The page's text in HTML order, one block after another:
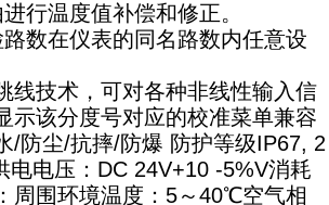
行温度值补偿和修正。
数在仪表的同名路数内任意设
线技术，可对各种非线性输入信
示该分度号对应的校准菜单兼容
/防尘/抗摔/防爆 防护等级IP67, 2
电压：DC 24V+10 -5%V消耗
周围环境温度：5～40℃空气相